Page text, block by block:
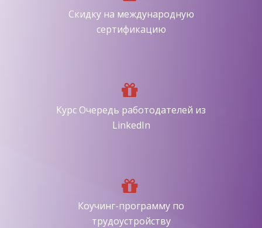
Скидку на международную
сертификацию
успеваемости на протяжении всего
обучения
Курс Очередь работодателей из
LinkedIn
Получите предложения о работе за 2
недели курса
Коучинг-программу по
трудоустройству
Поможем пройти все этапы
собеседования в компанию уровня
Cisco Systems